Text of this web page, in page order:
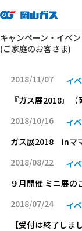
トップページ
キャンペ
キャンペーン・イベ
(ご家庭のお客さま)
2018/11/07 イ
『ガス展2018』
2018/10/16
イ
ガス展2018 inマ
2018/08/22
イ
９月開催 ミニ展の
2018/07/24
イ
【受付は終了し